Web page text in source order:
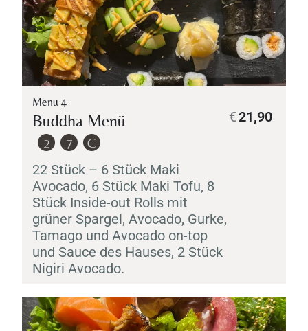
Menu 4
Buddha Menü
2 7 C
22 Stück – 6 Stück Maki
Avocado, 6 Stück Maki Tofu, 8
Stück Inside-out Rolls mit
grüner Spargel, Avocado, Gurke,
Tamago und Avocado on-top
und Sauce des Hauses, 2 Stück
Nigiri Avocado.
21,90
€